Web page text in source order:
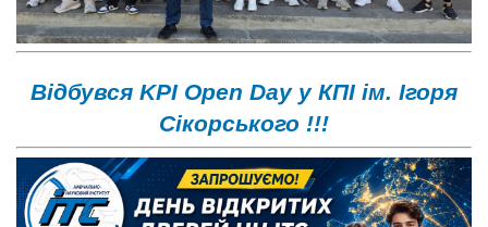
Відбувся KPI Open Day у КПІ ім. Ігоря
Сікорського !!!